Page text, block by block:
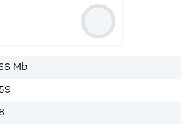
Mb